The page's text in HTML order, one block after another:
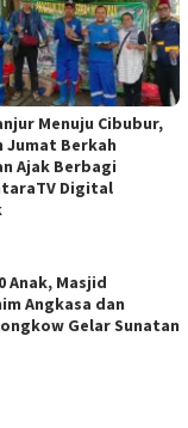
Menuju Cibubur,
Jumat Berkah
Ajak Berbagi
Digital
Anak, Masjid
Angkasa dan
Gelar Sunatan